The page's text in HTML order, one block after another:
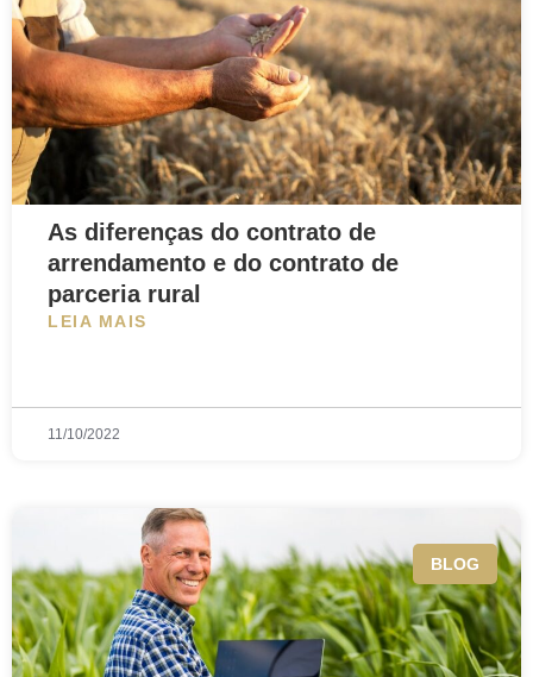
As diferenças do contrato de
arrendamento e do contrato de
parceria rural
LEIA MAIS
11/10/2022
BLOG